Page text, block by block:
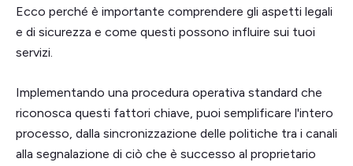
Ecco perché è importante comprendere gli aspetti legali
e di sicurezza e come questi possono influire sui tuoi
servizi.
Implementando una procedura operativa standard che
riconosca questi fattori chiave, puoi semplificare l'intero
processo, dalla sincronizzazione delle politiche tra i canali
alla segnalazione di ciò che è successo al proprietario